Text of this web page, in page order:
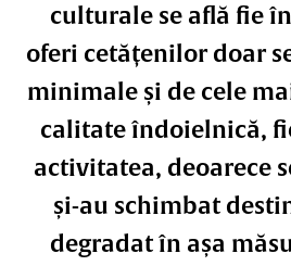
culturale se află fie
oferi cetățenilor doar
minimale și de cele
calitate îndoielnică,
activitatea, deoarece
și-au schimbat
degradat în așa